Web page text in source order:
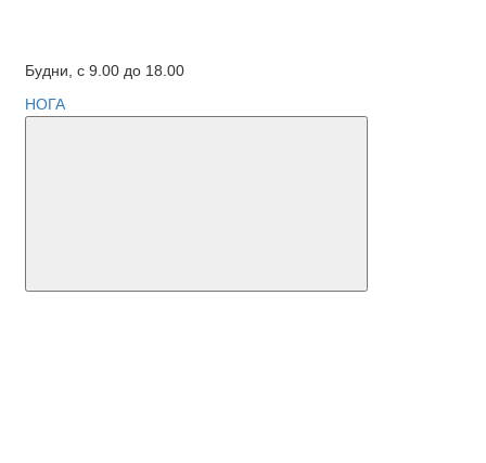
Будни, с 9.00 до 18.00
НОГА